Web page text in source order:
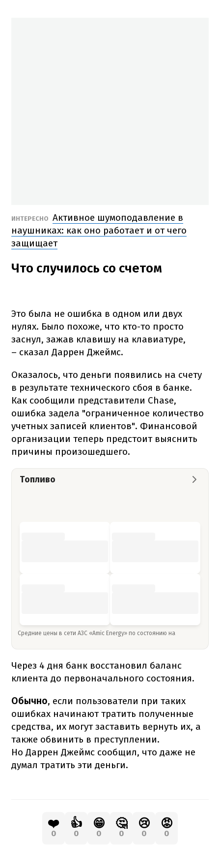
ИНТЕРЕСНО Активное шумоподавление в
наушниках: как оно работает и от чего
защищает
Что случилось со счетом
Это была не ошибка в одном или двух
нулях. Было похоже, что кто-то просто
заснул, зажав клавишу на клавиатуре,
– сказал Даррен Джеймс.
Оказалось, что деньги появились на счету
в результате технического сбоя в банке.
Как сообщили представители Chase,
ошибка задела "ограниченное количество
учетных записей клиентов". Финансовой
организации теперь предстоит выяснить
причины произошедшего.
Топливо
Средние цены в сети АЗС «Amic Energy» по состоянию на
Через 4 дня банк восстановил баланс
клиента до первоначального состояния.
Обычно, если пользователи при таких
ошибках начинают тратить полученные
средства, их могут заставить вернуть их, а
также обвинить в преступлении.
Но Даррен Джеймс сообщил, что даже не
думал тратить эти деньги.
❤️
0
👍
0
😁
0
🤔
0
😢
0
😡
0